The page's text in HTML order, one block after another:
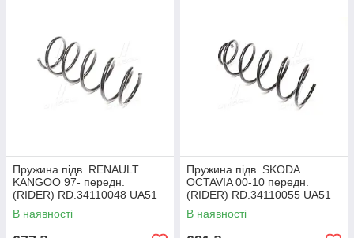
Пружина підв. RENAULT
KANGOO 97- передн.
(RIDER) RD.34110048 UA51
В наявності
Пружина підв. SKODA
OCTAVIA 00-10 передн.
(RIDER) RD.34110055 UA51
В наявності